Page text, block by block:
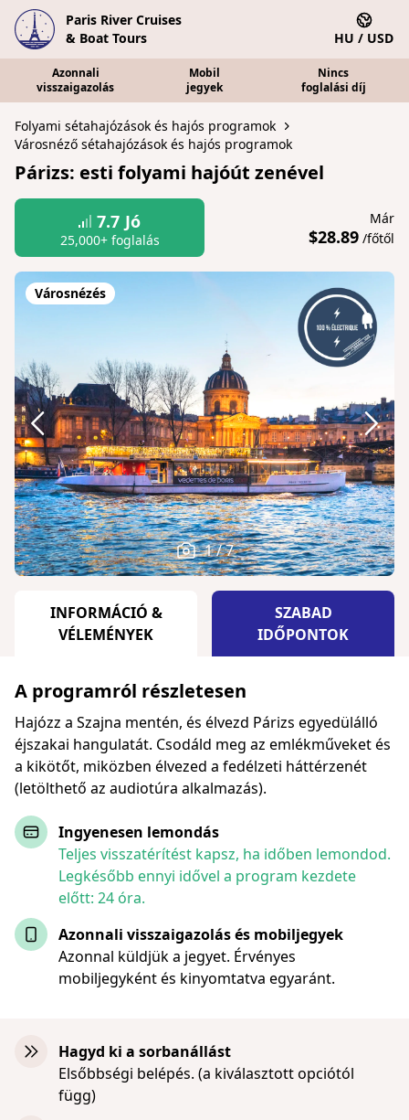
Paris River Cruises
& Boat Tours
HU / USD
Azonnali
visszaigazolás
Mobil
jegyek
Nincs
foglalási díj
Folyami sétahajózások és hajós programok
Városnéző sétahajózások és hajós programok
Párizs: esti folyami hajóút zenével
7.7 Jó
25,000+ foglalás
Már
$28.89 /főtől
Városnézés
1 / 7
INFORMÁCIÓ &
VÉLEMÉNYEK
SZABAD
IDŐPONTOK
A programról részletesen
Hajózz a Szajna mentén, és élvezd Párizs egyedülálló
éjszakai hangulatát. Csodáld meg az emlékműveket és
a kikötőt, miközben élvezed a fedélzeti háttérzenét
(letölthető az audiotúra alkalmazás).
Ingyenesen lemondás
Teljes visszatérítést kapsz, ha időben lemondod.
Legkésőbb ennyi idővel a program kezdete
előtt: 24 óra.
Azonnali visszaigazolás és mobiljegyek
Azonnal küldjük a jegyet. Érvényes
mobiljegyként és kinyomtatva egyaránt.
Hagyd ki a sorbanállást
Elsőbbségi belépés. (a kiválasztott opciótól
függ)